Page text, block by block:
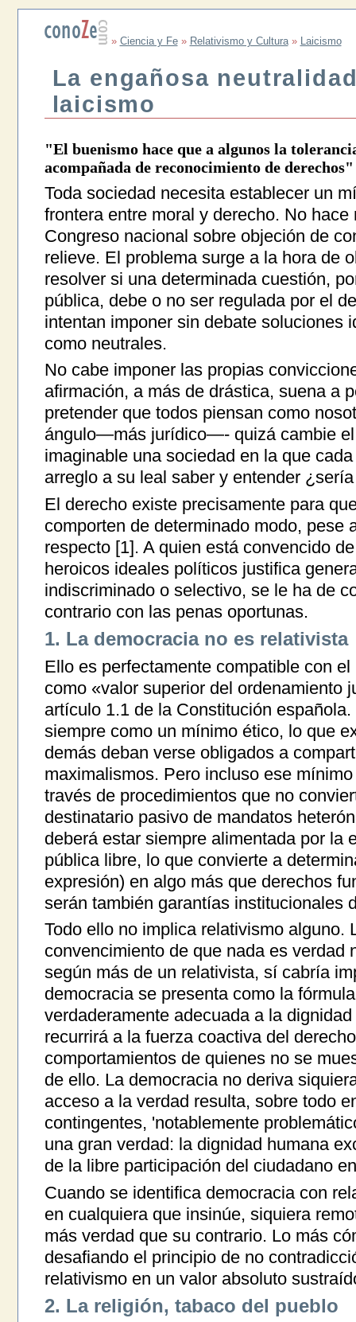
» Ciencia y Fe» Relativismo y Cultura» Laicismo
La engañosa
laicismo
"El buenismo hace que a algunos la
acompañada de reconocimiento de derechos"
Toda sociedad necesita establecer un
frontera entre moral y derecho. No
Congreso nacional sobre objeción de
relieve. El problema surge a la hora de
resolver si una determinada cuestión,
pública, debe o no ser regulada por el
intentan imponer sin debate soluciones
como neutrales.
No cabe imponer las propias
afirmación, a más de drástica, suena a
pretender que todos piensan como
ángulo—más jurídico—- quizá cambie el
imaginable una sociedad en la que
arreglo a su leal saber y entender
El derecho existe precisamente para
comporten de determinado modo, pese
respecto [1]. A quien está convencido
heroicos ideales políticos justifica
indiscriminado o selectivo, se le ha de
contrario con las penas oportunas.
1. La democracia no es relativista
Ello es perfectamente compatible con
como «valor superior del ordenamiento
artículo 1.1 de la Constitución
siempre como un mínimo ético, lo que
demás deban verse obligados a
maximalismos. Pero incluso ese
través de procedimientos que no
destinatario pasivo de mandatos
deberá estar siempre alimentada por la
pública libre, lo que convierte a
expresión) en algo más que derechos
serán también garantías institucionales
Todo ello no implica relativismo alguno.
convencimiento de que nada es verdad
según más de un relativista, sí cabría
democracia se presenta como la
verdaderamente adecuada a la
recurrirá a la fuerza coactiva del
comportamientos de quienes no se
de ello. La democracia no deriva
acceso a la verdad resulta, sobre todo
contingentes, 'notablemente
una gran verdad: la dignidad humana
de la libre participación del ciudadano
Cuando se identifica democracia con
en cualquiera que insinúe, siquiera
más verdad que su contrario. Lo más
desafiando el principio de no
relativismo en un valor absoluto
2. La religión, tabaco del pueblo